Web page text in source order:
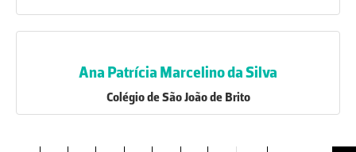
Ana Patrí­cia Marcelino da Silva
Colégio de São João de Brito